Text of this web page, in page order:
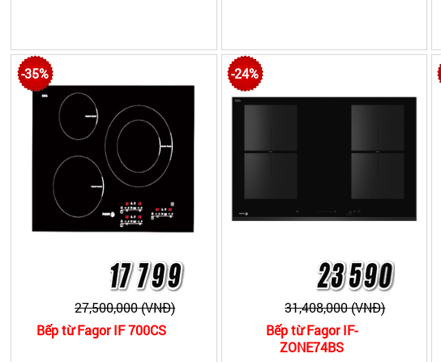
-35%
27,500,000 (VNĐ)
Bếp từ Fagor IF 700CS
-24%
31,408,000 (VNĐ)
Bếp từ Fagor IF-
ZONE74BS